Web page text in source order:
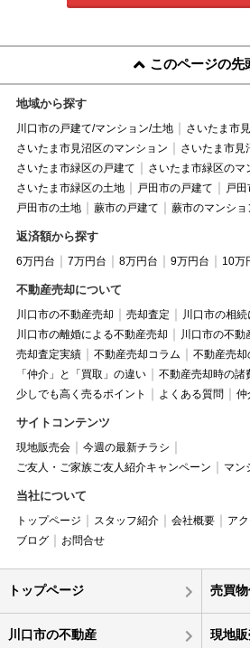
このページの先
地域から探す
川口市の戸建て/マンション/土地
さいたま市
さいたま市見沼区のマンション
さいたま市見
さいたま市緑区の戸建て
さいたま市緑区のマ
さいたま市緑区の土地
戸田市の戸建て
戸
戸田市の土地
蕨市の戸建て 蕨市のマンショ
返済額から探す
6万円台 7万円台 8万円台 9万円台 10万
不動産売却について
川口市の不動産売却 売却査定
川口市の相
川口市の離婚による不動産売却
川口市の不動
売却査定実績
不動産売却コラム
不動産売却
「仲介」と「買取」の違い
不動産売却時の諸
少しでも高く売るポイント
よくある質問 仲
サイトコンテンツ
現地販売会
今週の最新チラシ
ご友人・ご家族ご友人紹介キャンペーン
マン
当社について
トップページ スタッフ紹介 会社概要 ア
ブログ
お問合せ
トップページ 売買
川口市の不動産 現地